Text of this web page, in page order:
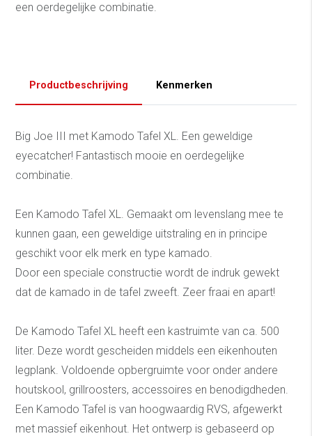
een oerdegelijke combinatie.
Productbeschrijving Kenmerken
Big Joe III met Kamodo Tafel XL. Een geweldige
eyecatcher! Fantastisch mooie en oerdegelijke
combinatie.
Een Kamodo Tafel XL. Gemaakt om levenslang mee te
kunnen gaan, een geweldige uitstraling en in principe
geschikt voor elk merk en type kamado.
Door een speciale constructie wordt de indruk gewekt
dat de kamado in de tafel zweeft. Zeer fraai en apart!
De Kamodo Tafel XL heeft een kastruimte van ca. 500
liter. Deze wordt gescheiden middels een eikenhouten
legplank. Voldoende opbergruimte voor onder andere
houtskool, grillroosters, accessoires en benodigdheden.
Een Kamodo Tafel is van hoogwaardig RVS, afgewerkt
met massief eikenhout. Het ontwerp is gebaseerd op